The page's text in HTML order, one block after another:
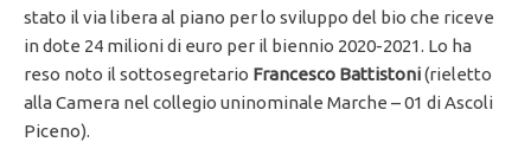
stato il via libera al piano per lo sviluppo del bio che riceve
in dote 24 milioni di euro per il biennio 2020-2021. Lo ha
reso noto il sottosegretario Francesco Battistoni(rieletto
alla Camera nel collegio uninominale Marche – 01 di Ascoli
Piceno).